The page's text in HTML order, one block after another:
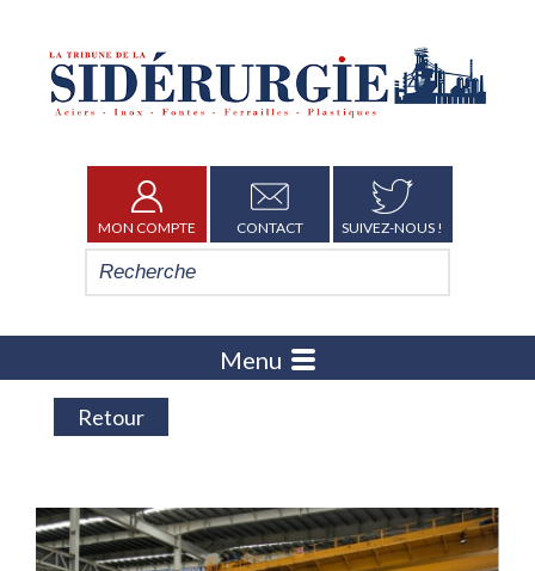
MON COMPTE CONTACT SUIVEZ-NOUS !
Menu
Retour